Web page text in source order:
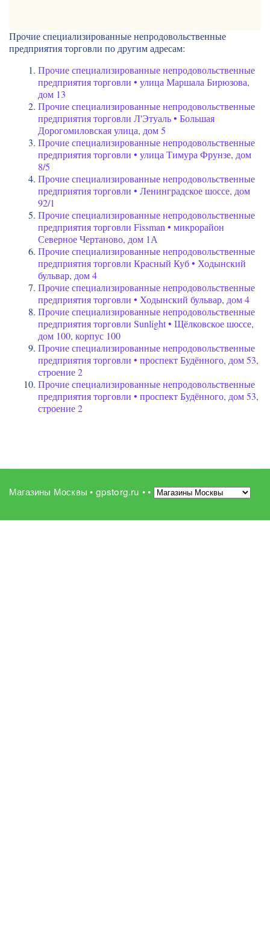
Прочие специализированные непродовольственные
предприятия торговли по другим адресам:
Прочие специализированные непродовольственные
предприятия торговли • улица Маршала Бирюзова,
дом 13
Прочие специализированные непродовольственные
предприятия торговли Л'Этуаль • Большая
Дорогомиловская улица, дом 5
Прочие специализированные непродовольственные
предприятия торговли • улица Тимура Фрунзе, дом
8/5
Прочие специализированные непродовольственные
предприятия торговли • Ленинградское шоссе, дом
92/1
Прочие специализированные непродовольственные
предприятия торговли Fissman • микрорайон
Северное Чертаново, дом 1А
Прочие специализированные непродовольственные
предприятия торговли Красный Куб • Ходынский
бульвар, дом 4
Прочие специализированные непродовольственные
предприятия торговли • Ходынский бульвар, дом 4
Прочие специализированные непродовольственные
предприятия торговли Sunlight • Щёлковское шоссе,
дом 100, корпус 100
Прочие специализированные непродовольственные
предприятия торговли • проспект Будённого, дом 53,
строение 2
Прочие специализированные непродовольственные
предприятия торговли • проспект Будённого, дом 53,
строение 2
Магазины Москвы • gpstorg.ru ••